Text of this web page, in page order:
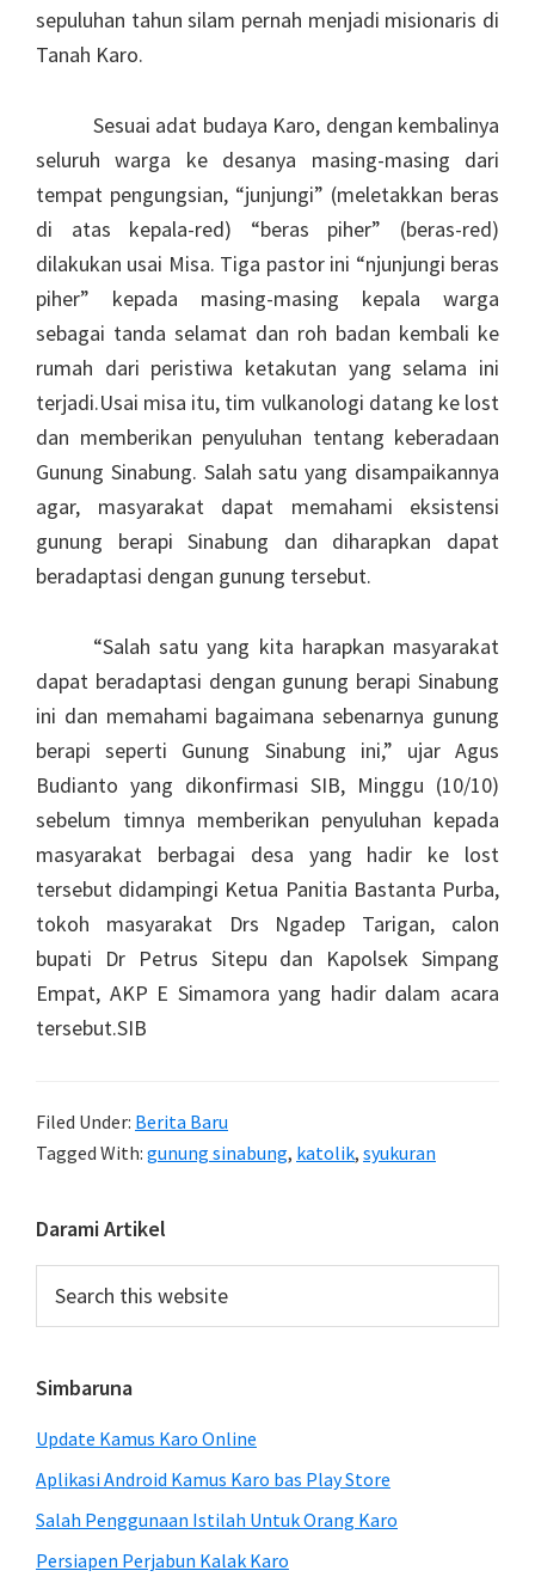
sepuluhan tahun silam pernah menjadi misionaris di
Tanah Karo.
Sesuai adat budaya Karo, dengan kembalinya
seluruh warga ke desanya masing-masing dari
tempat pengungsian, “junjungi” (meletakkan beras
di atas kepala-red) “beras piher” (beras-red)
dilakukan usai Misa. Tiga pastor ini “njunjungi beras
piher” kepada masing-masing kepala warga
sebagai tanda selamat dan roh badan kembali ke
rumah dari peristiwa ketakutan yang selama ini
terjadi.Usai misa itu, tim vulkanologi datang ke lost
dan memberikan penyuluhan tentang keberadaan
Gunung Sinabung. Salah satu yang disampaikannya
agar, masyarakat dapat memahami eksistensi
gunung berapi Sinabung dan diharapkan dapat
beradaptasi dengan gunung tersebut.
“Salah satu yang kita harapkan masyarakat
dapat beradaptasi dengan gunung berapi Sinabung
ini dan memahami bagaimana sebenarnya gunung
berapi seperti Gunung Sinabung ini,” ujar Agus
Budianto yang dikonfirmasi SIB, Minggu (10/10)
sebelum timnya memberikan penyuluhan kepada
masyarakat berbagai desa yang hadir ke lost
tersebut didampingi Ketua Panitia Bastanta Purba,
tokoh masyarakat Drs Ngadep Tarigan, calon
bupati Dr Petrus Sitepu dan Kapolsek Simpang
Empat, AKP E Simamora yang hadir dalam acara
tersebut.SIB
Filed Under: Berita Baru
Tagged With: gunung sinabung, katolik, syukuran
Primary
Sidebar
Darami Artikel
this
Simbaruna
Update Kamus Karo Online
Aplikasi Android Kamus Karo bas Play Store
Salah Penggunaan Istilah Untuk Orang Karo
Persiapen Perjabun Kalak Karo